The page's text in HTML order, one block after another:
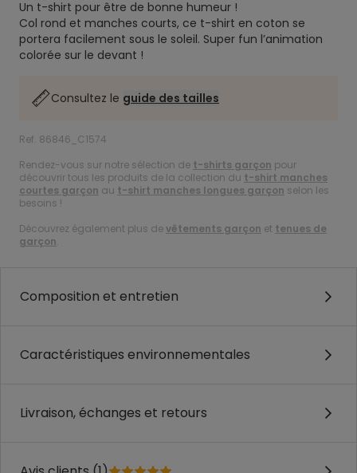
Un t-shirt pour être de bonne humeur !
Col rond et manches courts, ce t-shirt en coton se
portera facilement sous le soleil. Super fun l’animation
colorée sur le devant !
Consultez le guide des tailles
Ref. 86846_C1574
Rendez-vous sur notre sélection de t-shirts garçon pour
découvrir tous les produits de la collection du t-shirt manches
courtes garçon au t-shirt manches longues garçon selon les
besoins !
Découvrez également plus devêtements garçon et tenues de
garçon.
Composition et entretien
Caractéristiques environnementales
Livraison, échanges et retours